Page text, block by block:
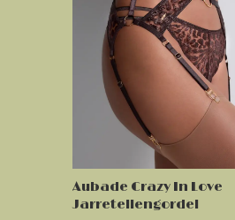
Aubade Crazy In Love
Jarretellengordel